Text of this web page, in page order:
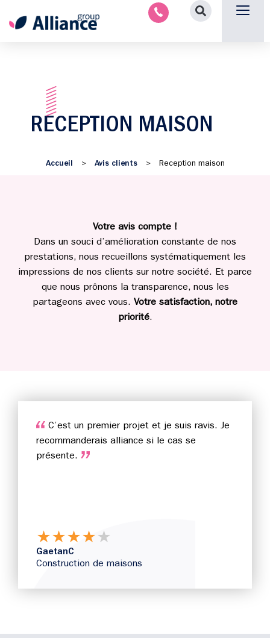
RECEPTION MAISON
Accueil > Avis clients > Reception maison
Votre avis compte !
Dans un souci d’amélioration constante de nos
prestations, nous recueillons systématiquement les
impressions de nos clients sur notre société. Et parce
que nous prônons la transparence, nous les
partageons avec vous. Votre satisfaction, notre
priorité.
C’est un premier projet et je suis ravis. Je
recommanderais alliance si le cas se
présente.
★★★★★
GaetanC
Construction de maisons